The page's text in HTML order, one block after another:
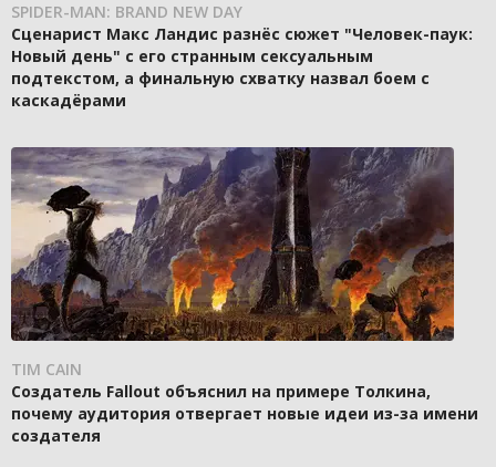
SPIDER-MAN: BRAND NEW DAY
Сценарист Макс Ландис разнёс сюжет "Человек-паук:
Новый день" с его странным сексуальным
подтекстом, а финальную схватку назвал боем с
каскадёрами
TIM CAIN
Создатель Fallout объяснил на примере Толкина,
почему аудитория отвергает новые идеи из-за имени
создателя